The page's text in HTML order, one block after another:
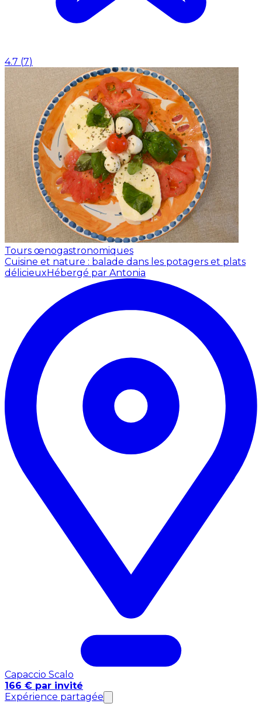
4.7 (7)
Tours œnogastronomiques
Cuisine et nature : balade dans les potagers et plats
délicieuxHébergé par Antonia
Capaccio Scalo
166 € par invité
Expérience partagée